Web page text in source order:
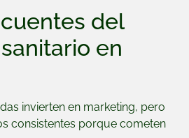
del
en
invierten en marketing, pero
consistentes porque cometen